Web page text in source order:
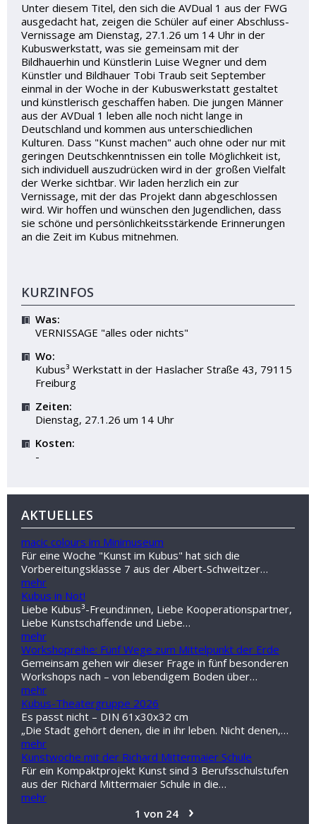
Unter diesem Titel, den sich die AVDual 1 aus der FWG
ausgedacht hat, zeigen die Schüler auf einer Abschluss-
Vernissage am Dienstag, 27.1.26 um 14 Uhr in der
Kubuswerkstatt, was sie gemeinsam mit der
Bildhauerhin und Künstlerin Luise Wegner und dem
Künstler und Bildhauer Tobi Traub seit September
einmal in der Woche in der Kubuswerkstatt gestaltet
und künstlerisch geschaffen haben. Die jungen Männer
aus der AVDual 1 leben alle noch nicht lange in
Deutschland und kommen aus unterschiedlichen
Kulturen. Dass "Kunst machen" auch ohne oder nur mit
geringen Deutschkenntnissen ein tolle Möglichkeit ist,
sich individuell auszudrücken wird in der großen Vielfalt
der Werke sichtbar. Wir laden herzlich ein zur
Vernissage, mit der das Projekt dann abgeschlossen
wird. Wir hoffen und wünschen den Jugendlichen, dass
sie schöne und persönlichkeitsstärkende Erinnerungen
an die Zeit im Kubus mitnehmen.
KURZINFOS
Was:
VERNISSAGE "alles oder nichts"
Wo:
Kubus³ Werkstatt in der Haslacher Straße 43, 79115
Freiburg
Zeiten:
Dienstag, 27.1.26 um 14 Uhr
Kosten:
-
AKTUELLES
macic colours im Minimuseum
Für eine Woche "Kunst im Kubus" hat sich die
Vorbereitungsklasse 7 aus der Albert-Schweitzer…
mehr
Kubus in Not!
Liebe Kubus³-Freund:innen, Liebe Kooperationspartner,
Liebe Kunstschaffende und Liebe…
mehr
Workshopreihe: Fünf Wege zum Mittelpunkt der Erde
Gemeinsam gehen wir dieser Frage in fünf besonderen
Workshops nach – von lebendigem Boden über…
mehr
Kubus-Theatergruppe 2026
Es passt nicht – DIN 61x30x32 cm
„Die Stadt gehört denen, die in ihr leben. Nicht denen,…
mehr
Kunstwoche mit der Richard Mittermaier Schule
Für ein Kompaktprojekt Kunst sind 3 Berufsschulstufen
aus der Richard Mittermaier Schule in die…
mehr
1 von 24
›